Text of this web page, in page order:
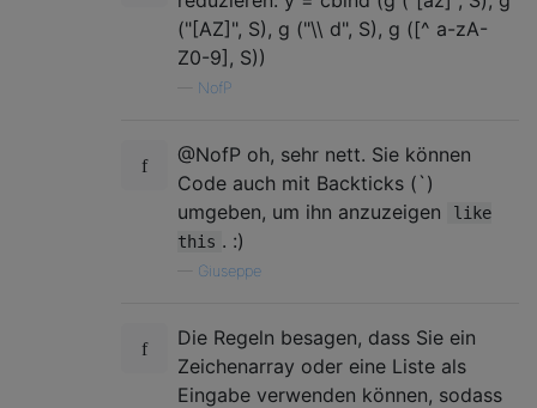
("[AZ]", S), g ("\\ d", S), g ([^ a-zA-
Z0-9], S))
NofP
@NofP oh, sehr nett. Sie können
Code auch mit Backticks (`)
umgeben, um ihn anzuzeigen
like
this . :)
Giuseppe
Die Regeln besagen, dass Sie ein
Zeichenarray oder eine Liste als
Eingabe verwenden können, sodass